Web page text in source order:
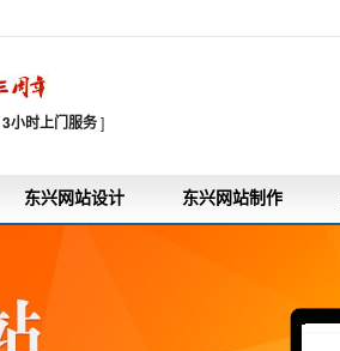
3小时上门服务]
东兴网站设计 东兴网站制作